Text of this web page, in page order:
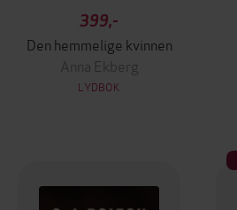
399,-
Den hemmelige kvinnen
Anna Ekberg
LYDBOK